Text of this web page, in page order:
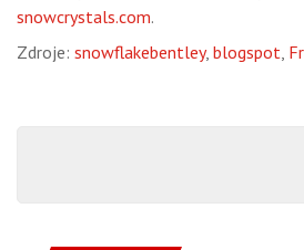
snowcrystals.com.
Zdroje: snowflakebentley, blogspot,